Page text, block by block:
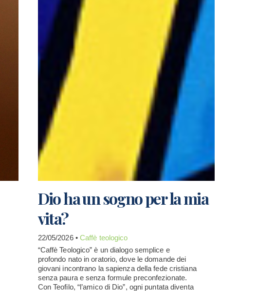
Dio ha un sogno per la mia
vita?
22/05/2026 • Caffè teologico
“Caffè Teologico” è un dialogo semplice e
profondo nato in oratorio, dove le domande dei
giovani incontrano la sapienza della fede cristiana
senza paura e senza formule preconfezionate.
Con Teofilo, “l’amico di Dio”, ogni puntata diventa